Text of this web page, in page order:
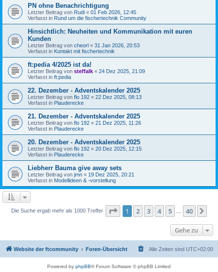
PN ohne Benachrichtigung
Letzter Beitrag von Rudi « 01 Feb 2026, 12:45
Verfasst in Rund um die fischertechnik Community
Hinsichtlich: Neuheiten und Kommunikation mit euren
Kunden
Letzter Beitrag von cheorl « 31 Jan 2026, 20:53
Verfasst in Kontakt mit fischertechnik
ft:pedia 4/2025 ist da!
Letzter Beitrag von steffalk « 24 Dez 2025, 21:09
Verfasst in ft:pedia
22. Dezember - Adventskalender 2025
Letzter Beitrag von flo 192 « 22 Dez 2025, 08:13
Verfasst in Plauderecke
21. Dezember - Adventskalender 2025
Letzter Beitrag von flo 192 « 21 Dez 2025, 11:26
Verfasst in Plauderecke
20. Dezember - Adventskalender 2025
Letzter Beitrag von flo 192 « 20 Dez 2025, 12:15
Verfasst in Plauderecke
Liebherr Bauma give away sets
Letzter Beitrag von jmn « 19 Dez 2025, 20:21
Verfasst in Modellideen & -vorstellung
Die Suche ergab mehr als 1000 Treffer Seite 1von 40
1 2 3 4 5 40
Gehe zu
Website der ftcommunity Foren-Übersicht Alle Zeiten sind UTC+02:00
Powered by phpBB® Forum Software © phpBB Limited